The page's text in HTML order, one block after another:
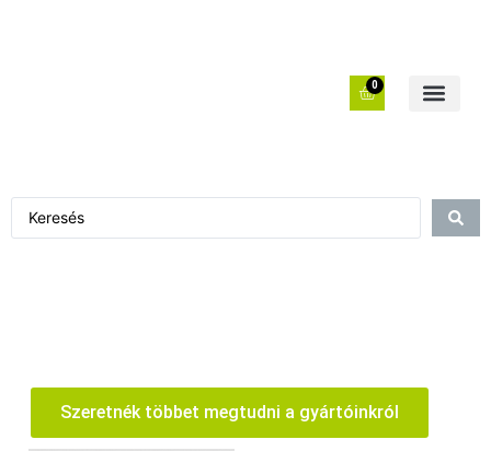
0
Szeretnék többet megtudni a gyártóinkról